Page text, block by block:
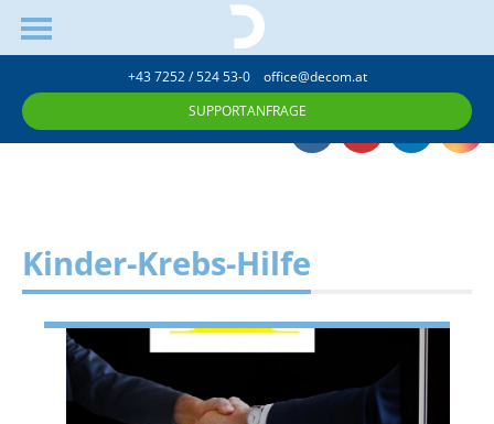
+43 7252 / 524 53-0 office@decom.at
SUPPORTANFRAGE
Kinder-Krebs-Hilfe